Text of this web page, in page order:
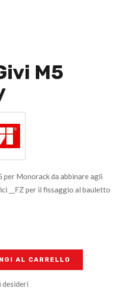
M5
Monorack da abbinare agli
__FZ per il fissaggio al bauletto
AL CARRELLO
desideri